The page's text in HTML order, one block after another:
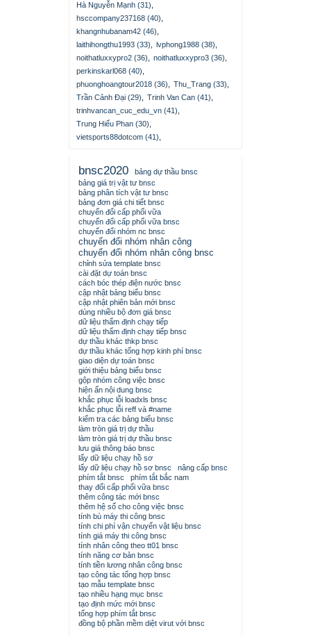
Hà Nguyễn Mạnh (31)
hsccompany237168 (40)
khangnhubanam42 (46)
laithihongthu1993 (33)
lvphong1988 (38)
noithatluxxypro2 (36)
noithatluxxypro3 (36)
perkinskarl068 (40)
phuonghoangtour2018 (36)
Thu_Trang (33)
Trần Cảnh Đại (29)
Trinh Van Can (41)
trinhvancan_cuc_edu_vn (41)
Trung Hiếu Phan (30)
vietsports88dotcom (41)
bnsc2020
bảng dự thầu bnsc
bảng giá trị vật tư bnsc
bảng phân tích vật tư bnsc
bảng đơn giá chi tiết bnsc
chuyển đổi cấp phối vữa
chuyển đổi cấp phối vữa bnsc
chuyển đổi nhóm nc bnsc
chuyển đổi nhóm nhân công
chuyển đổi nhóm nhân công bnsc
chỉnh sửa template bnsc
cài đặt dự toán bnsc
cách bóc thép điện nước bnsc
cập nhật bảng biểu bnsc
cập nhật phiên bản mới bnsc
dùng nhiều bộ đơn giá bnsc
dữ liệu thẩm định chạy tiếp
dữ liệu thẩm định chạy tiếp bnsc
dự thầu khác thkp bnsc
dự thầu khác tổng hợp kinh phí bnsc
giao diện dự toán bnsc
giới thiệu bảng biểu bnsc
gộp nhóm công việc bnsc
hiện ẩn nội dung bnsc
khắc phục lỗi loadxls bnsc
khắc phục lỗi reff và #name
kiểm tra các bảng biểu bnsc
làm tròn giá trị dự thầu
làm tròn giá trị dự thầu bnsc
lưu giá thông báo bnsc
lấy dữ liệu chạy hồ sơ
lấy dữ liệu chạy hồ sơ bnsc
nâng cấp bnsc
phím tắt bnsc
phím tắt bắc nam
thay đổi cấp phối vữa bnsc
thêm công tác mới bnsc
thêm hệ số cho công việc bnsc
tính bù máy thi công bnsc
tính chi phí vận chuyển vật liệu bnsc
tính giá máy thi công bnsc
tính nhân công theo tt01 bnsc
tính năng cơ bản bnsc
tính tiền lương nhân công bnsc
tạo công tác tổng hợp bnsc
tạo mẫu template bnsc
tạo nhiều hạng mục bnsc
tạo định mức mới bnsc
tổng hợp phím tắt bnsc
đồng bộ phần mềm diệt virut với bnsc